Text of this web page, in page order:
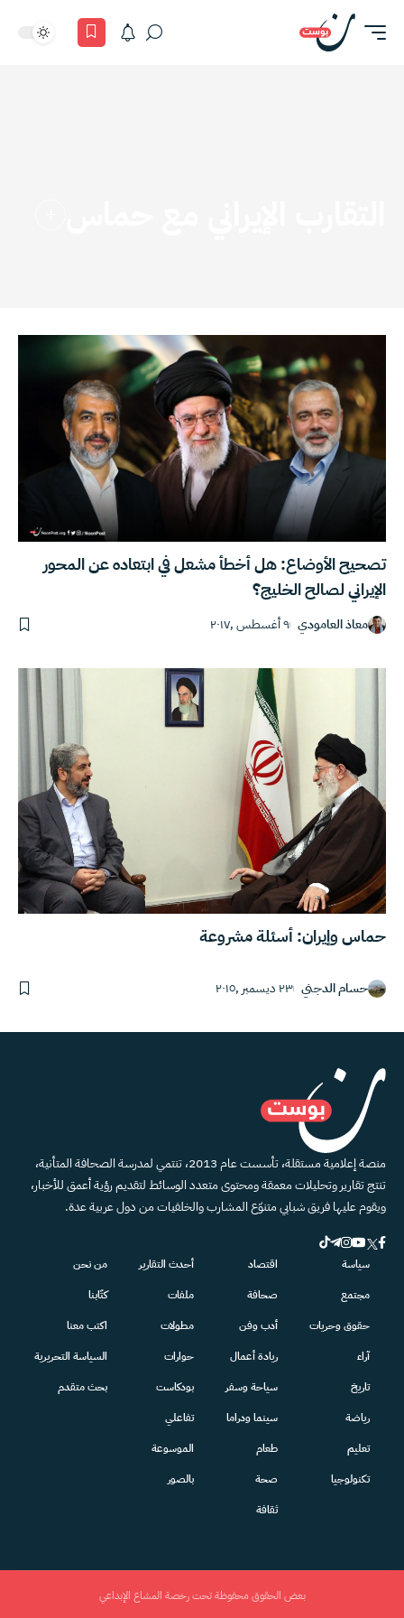
تصحيح الأوضاع: هل أخطأ مشعل في ابتعاده عن المحور
الإيراني لصالح الخليج؟
معاذ العامودي ٩ أغسطس ,٢٠١٧
حماس وإيران: أسئلة مشروعة
حسام الدجني ٢٣ ديسمبر ,٢٠١٥
منصة إعلامية مستقلة، تأسست عام 2013، تنتمي لمدرسة الصحافة المتأنية،
تنتج تقارير وتحليلات معمقة ومحتوى متعدد الوسائط لتقديم رؤية أعمق للأخبار،
ويقوم عليها فريق شبابي متنوّع المشارب والخلفيات من دول عربية عدة.
سياسة
مجتمع
حقوق وحريات
آراء
تاريخ
رياضة
تعليم
تكنولوجيا
اقتصاد
صحافة
أدب وفن
ريادة أعمال
سياحة وسفر
سينما ودراما
طعام
صحة
ثقافة
أحدث التقارير
ملفات
مطولات
حوارات
بودكاست
تفاعلي
الموسوعة
بالصور
من نحن
كتّابنا
اكتب معنا
السياسة التحريرية
بحث متقدم
بعض الحقوق محفوظة تحت رخصة المشاع الإبداعي